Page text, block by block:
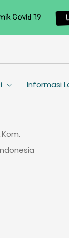
Informasi
Covid 19